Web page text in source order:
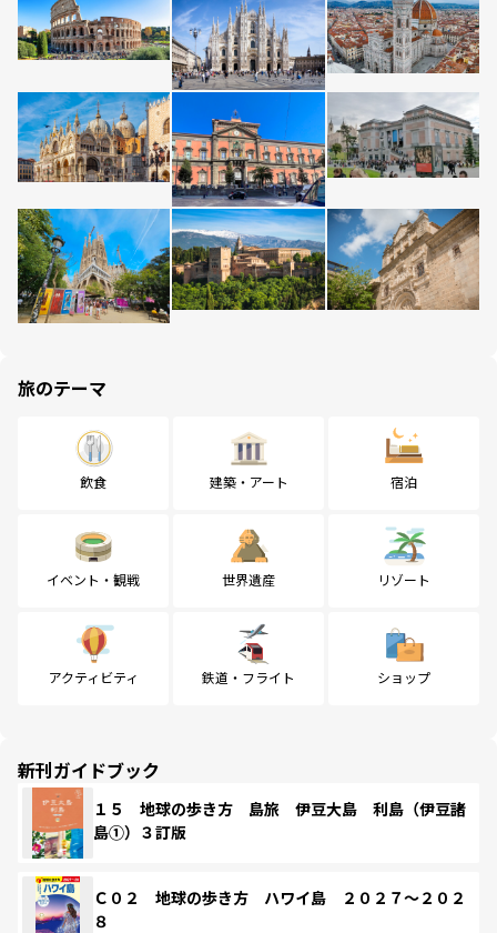
旅のテーマ
飲食 建築・アート 宿泊
イベント・観戦 世界遺産 リゾート
アクティビティ 鉄道・フライト ショップ
新刊ガイドブック
１５ 地球の歩き方 島旅 伊豆大島 利島（伊豆諸
島①）３訂版
Ｃ０２ 地球の歩き方 ハワイ島 ２０２７～２０２
８